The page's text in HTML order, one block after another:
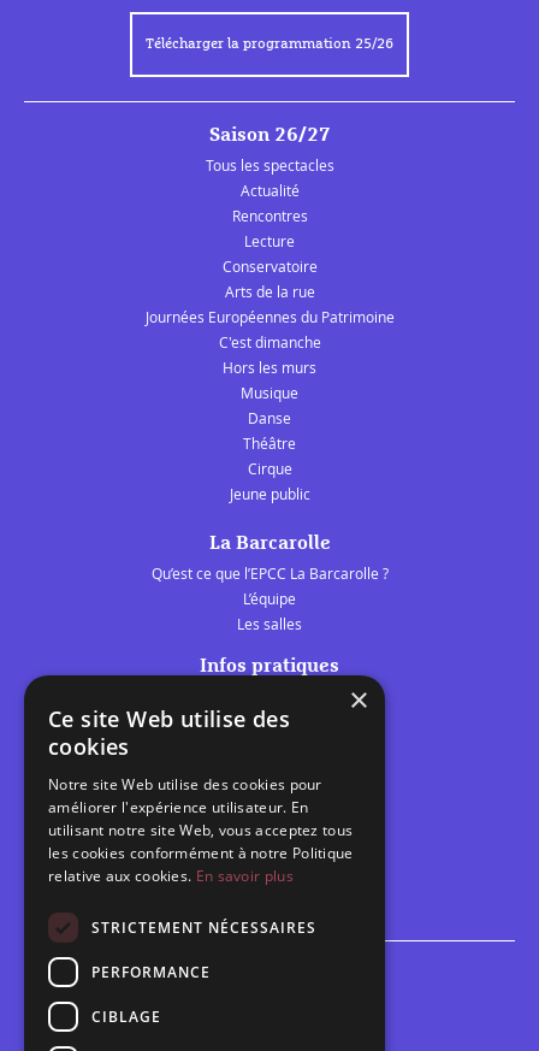
Télécharger la programmation 25/26
Saison 26/27
Tous les spectacles
Actualité
Rencontres
Lecture
Conservatoire
Arts de la rue
Journées Européennes du Patrimoine
C'est dimanche
Hors les murs
Musique
Danse
Théâtre
Cirque
Jeune public
La Barcarolle
Qu’est ce que l’EPCC La Barcarolle ?
L’équipe
Les salles
Infos pratiques
Les belles scènes audomaroises
Calendrier
Programme des spectacles
Brèves
Espace scolaire
×
Ce site Web utilise des
cookies
Notre site Web utilise des cookies pour
améliorer l'expérience utilisateur. En
utilisant notre site Web, vous acceptez tous
les cookies conformément à notre Politique
relative aux cookies. En savoir plus
STRICTEMENT NÉCESSAIRES
PERFORMANCE
CIBLAGE